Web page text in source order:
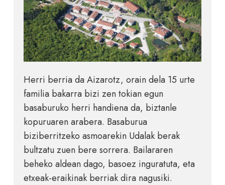
Herri berria da Aizarotz, orain dela 15 urte
familia bakarra bizi zen tokian egun
basaburuko herri handiena da, biztanle
kopuruaren arabera. Basaburua
biziberritzeko asmoarekin Udalak berak
bultzatu zuen bere sorrera. Bailararen
beheko aldean dago, basoez inguratuta, eta
etxeak-eraikinak berriak dira nagusiki.